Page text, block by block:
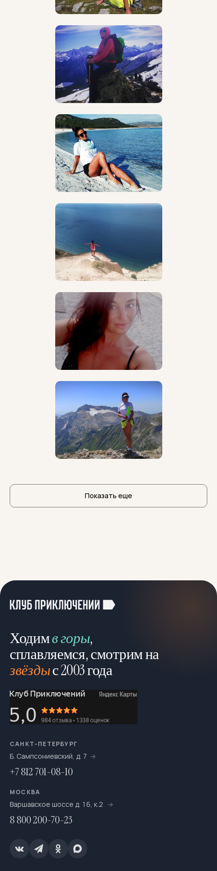
Школа Инструкторов Туризма (год выпуска 2022);
Курсы первой помощи First Aid.
Родилась в семье морского офицера на
Камчатке. Основные качества с детства:
ответственность, дисциплинированность,
уважение к старшим.
Дополнительно:В походах Екатерина с
участниками снимает красивые ролики,
разучивает танцы, по утрам занимается йогой,
играет в занимательные игры, много общается и
делится впечатлениями вечером у костра.
Инструктор про походы:В походах нашла себя!
С энтузиазмом отправляется на каждый маршрут,
ее вдохновляет природа, люди, трудности, которые
требуется преодолеть. Главное - вместе!
Показать еще
Ходимв горы,
сплавляемся, смотрим на
звёздыс 2003 года
САНКТ-ПЕТЕРБУРГ
Б. Сампсониевский, д. 7
+7 812 701-08-10
МОСКВА
Варшавское шоссе д. 16, к.2
8 800 200-70-23